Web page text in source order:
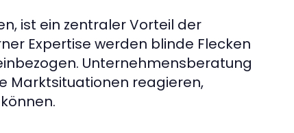
ist ein zentraler Vorteil der
Expertise werden blinde Flecken
Unternehmensberatung
Marktsituationen reagieren,